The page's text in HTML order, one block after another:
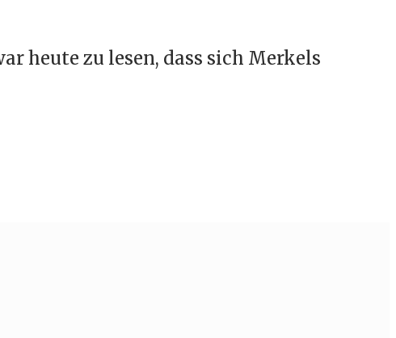
heute zu lesen, dass sich Merkels